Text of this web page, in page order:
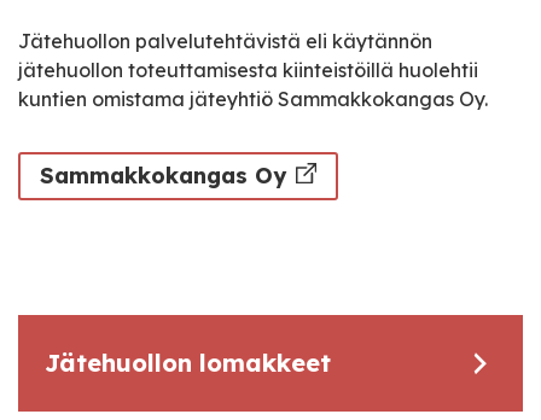
Jätehuollon palvelutehtävistä eli käytännön
jätehuollon toteuttamisesta kiinteistöillä huolehtii
kuntien omistama jäteyhtiö Sammakkokangas Oy.
Sammakkokangas Oy
Jätehuollon lomakkeet